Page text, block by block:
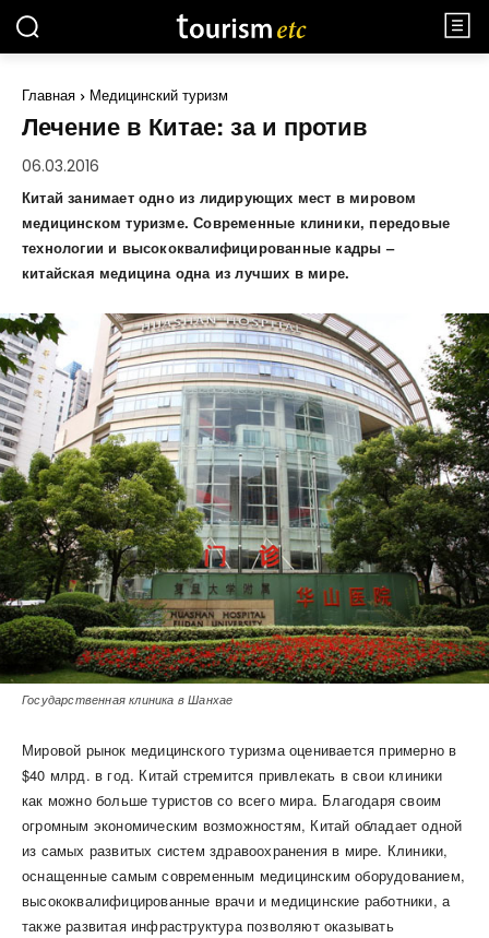
Главная Медицинский туризм
Лечение в Китае: за и против
06.03.2016
Китай занимает одно из лидирующих мест в мировом
медицинском туризме. Современные клиники, передовые
технологии и высококвалифицированные кадры –
китайская медицина одна из лучших в мире.
Государственная клиника в Шанхае
Мировой рынок медицинского туризма оценивается примерно в
$40 млрд. в год. Китай стремится привлекать в свои клиники
как можно больше туристов со всего мира. Благодаря своим
огромным экономическим возможностям, Китай обладает одной
из самых развитых систем здравоохранения в мире. Клиники,
оснащенные самым современным медицинским оборудованием,
высококвалифицированные врачи и медицинские работники, а
также развитая инфраструктура позволяют оказывать